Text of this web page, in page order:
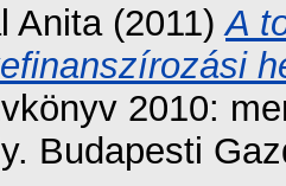
Anita(2011)A
2010:
Budapesti